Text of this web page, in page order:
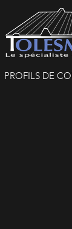
PROFILS DE